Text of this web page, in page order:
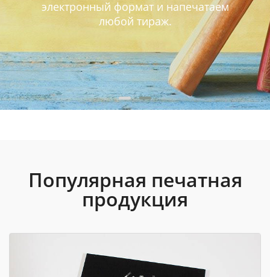
электронный формат и напечатаем
любой тираж.
Популярная печатная
продукция